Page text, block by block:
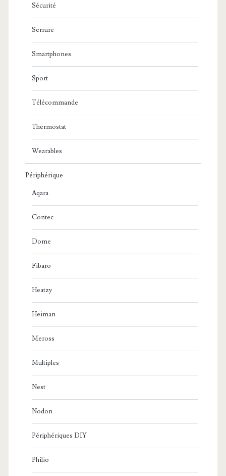
Sécurité
Serrure
Smartphones
Sport
Télécommande
Thermostat
Wearables
Périphérique
Aqara
Contec
Dome
Fibaro
Heatzy
Heiman
Meross
Multiples
Nest
Nodon
Périphériques DIY
Philio